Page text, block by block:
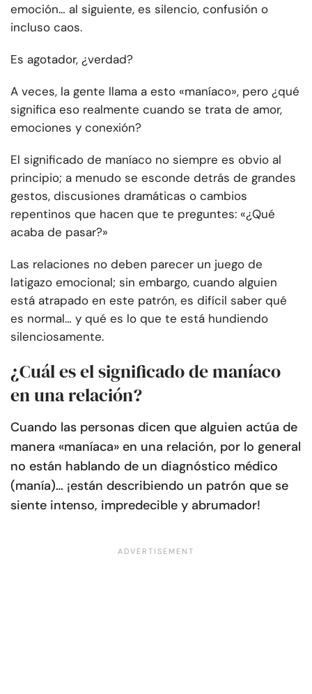
emoción… al siguiente, es silencio, confusión o
incluso caos.
Es agotador, ¿verdad?
A veces, la gente llama a esto «maníaco», pero ¿qué
significa eso realmente cuando se trata de amor,
emociones y conexión?
El significado de maníaco no siempre es obvio al
principio; a menudo se esconde detrás de grandes
gestos, discusiones dramáticas o cambios
repentinos que hacen que te preguntes: «¿Qué
acaba de pasar?»
Las relaciones no deben parecer un juego de
latigazo emocional; sin embargo, cuando alguien
está atrapado en este patrón, es difícil saber qué
es normal… y qué es lo que te está hundiendo
silenciosamente.
¿Cuál es el significado de maníaco
en una relación?
Cuando las personas dicen que alguien actúa de
manera «maníaca» en una relación, por lo general
no están hablando de un diagnóstico médico
(manía)… ¡están describiendo un patrón que se
siente intenso, impredecible y abrumador!